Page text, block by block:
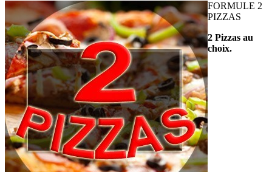
FORMULE 2
PIZZAS
2 Pizzas au
choix.